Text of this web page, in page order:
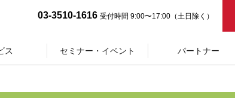
03-3510-1616 受付時間 9:00〜17:00（土日除く）
ス セミナー・イベント パートナー